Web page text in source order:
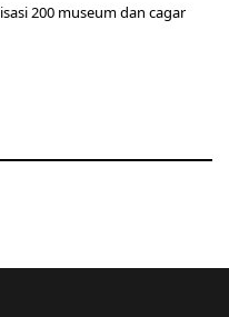
200 museum dan cagar